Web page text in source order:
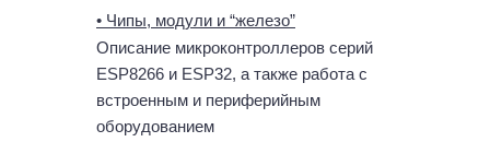
• Чипы, модули и “железо”
Описание микроконтроллеров серий
ESP8266 и ESP32, а также работа с
встроенным и периферийным
оборудованием